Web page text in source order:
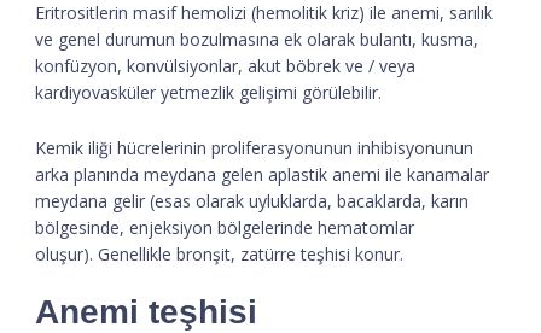
Eritrositlerin masif hemolizi (hemolitik kriz) ile anemi, sarılık
ve genel durumun bozulmasına ek olarak bulantı, kusma,
konfüzyon, konvülsiyonlar, akut böbrek ve / veya
kardiyovasküler yetmezlik gelişimi görülebilir.
Kemik iliği hücrelerinin proliferasyonunun inhibisyonunun
arka planında meydana gelen aplastik anemi ile kanamalar
meydana gelir (esas olarak uyluklarda, bacaklarda, karın
bölgesinde, enjeksiyon bölgelerinde hematomlar
oluşur). Genellikle bronşit, zatürre teşhisi konur.
Anemi teşhisi